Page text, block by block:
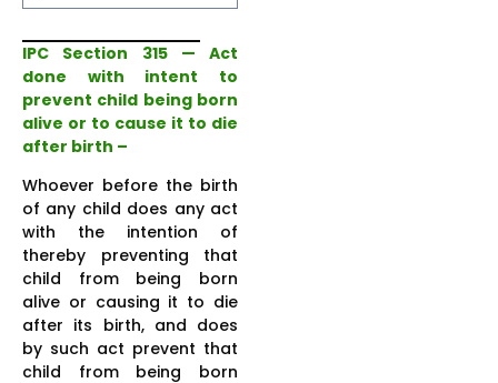
IPC Section 315 — Act
done with intent to
prevent child being born
alive or to cause it to die
after birth –
Whoever before the birth
of any child does any act
with the intention of
thereby preventing that
child from being born
alive or causing it to die
after its birth, and does
by such act prevent that
child from being born